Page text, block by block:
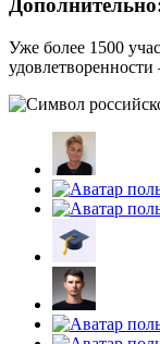
Уже более 1500